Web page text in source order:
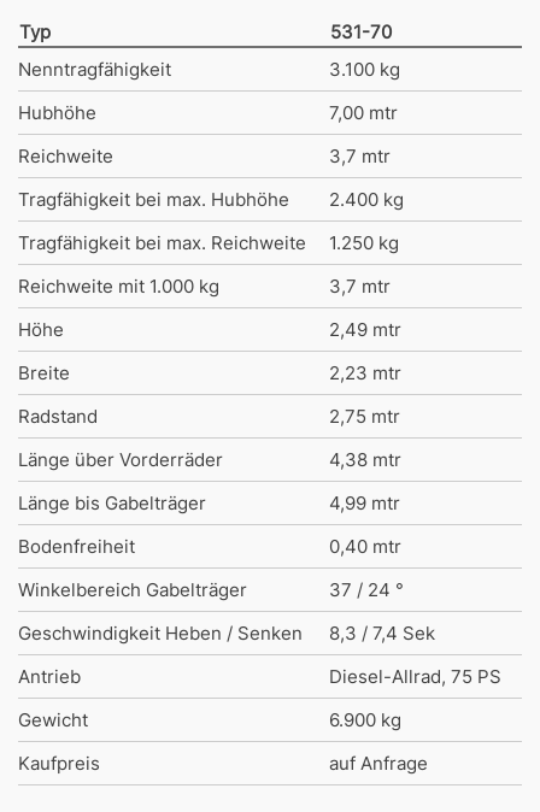
Typ
531-70
Nenntragfähigkeit
3.100 kg
Hubhöhe
7,00 mtr
Reichweite
3,7 mtr
Tragfähigkeit bei max. Hubhöhe
2.400 kg
Tragfähigkeit bei max. Reichweite
1.250 kg
Reichweite mit 1.000 kg
3,7 mtr
Höhe
2,49 mtr
Breite
2,23 mtr
Radstand
2,75 mtr
Länge über Vorderräder
4,38 mtr
Länge bis Gabelträger
4,99 mtr
Bodenfreiheit
0,40 mtr
Winkelbereich Gabelträger
37 / 24 °
Geschwindigkeit Heben / Senken
8,3 / 7,4 Sek
Antrieb
Diesel-Allrad, 75 PS
Gewicht
6.900 kg
Kaufpreis
auf Anfrage